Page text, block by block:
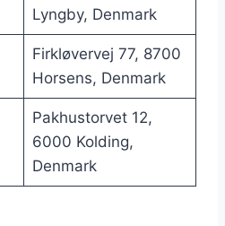
Lyngby, Denmark
Firkløvervej 77, 8700
Horsens, Denmark
Pakhustorvet 12,
6000 Kolding,
Denmark